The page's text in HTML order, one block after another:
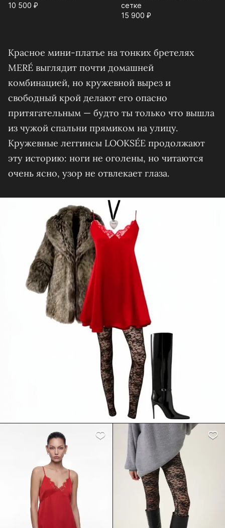
10 500⁠ ⁠₽
сетке
15 900⁠ ⁠₽
Красное мини‑платье на тонких бретелях
MERÉ выглядит почти домашней
комбинацией, но кружевной вырез и
свободный крой делают его опасно
притягательным — будто ты только что вышла
из чужой спальни прямиком на улицу.
Кружевные леггинсы LOOKSÉE продолжают
эту историю: ноги не оголены, но читаются
очень ясно, узор не отвлекает глаза.